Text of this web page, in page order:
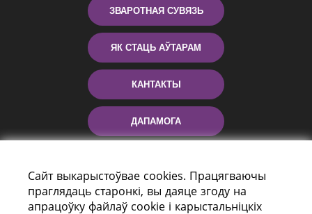
ЗВАРОТНАЯ СУВЯЗЬ
ЯК СТАЦЬ АЎТАРАМ
КАНТАКТЫ
ДАПАМОГА
Сайт выкарыстоўвае cookies. Працягваючы
праглядаць старонкі, вы даяце згоду на
апрацоўку файлаў cookie і карыстальніцкіх